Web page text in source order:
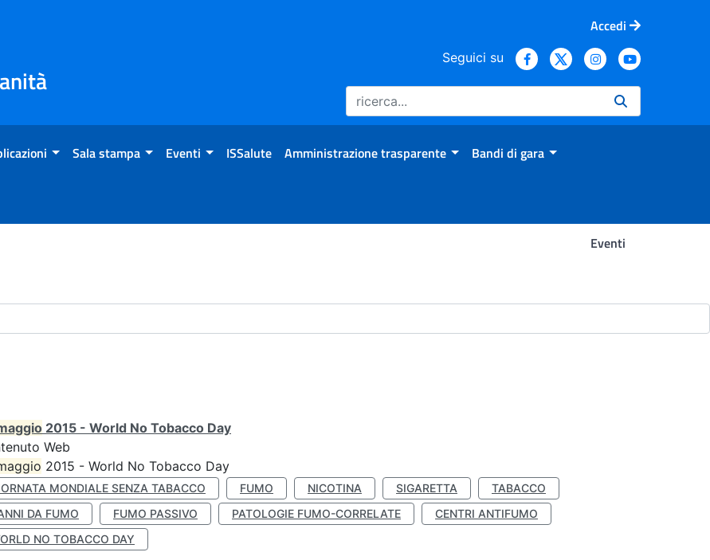
Accedi
Seguici su
Sala stampa Eventi ISSalute Amministrazione trasparente Bandi di gara
Eventi
2015 - World No Tobacco Day
Web
2015 - World No Tobacco Day
MONDIALE SENZA TABACCO FUMO NICOTINA SIGARETTA
TABACCO
DA FUMO
FUMO PASSIVO PATOLOGIE FUMO-CORRELATE
CENTRI ANTIFUMO
NO TOBACCO DAY